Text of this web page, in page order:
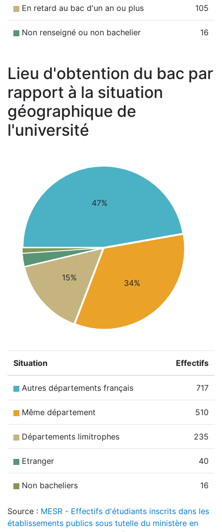
En retard au bac d'un an ou plus 105
Non renseigné ou non bachelier 16
Lieu d'obtention du bac par
rapport à la situation
géographique de
l'université
47%
34%
15%
Situation Effectifs
Autres départements français 717
Même département 510
Départements limitrophes 235
Etranger 40
Non bacheliers 16
Source : MESR - Effectifs d'étudiants inscrits dans les
établissements publics sous tutelle du ministère en